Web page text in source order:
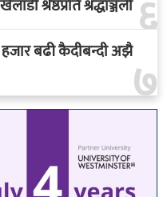
६
श्रेष्ठप्रति श्रद्धाञ्जली
७
बढी कैदीबन्दी अझै